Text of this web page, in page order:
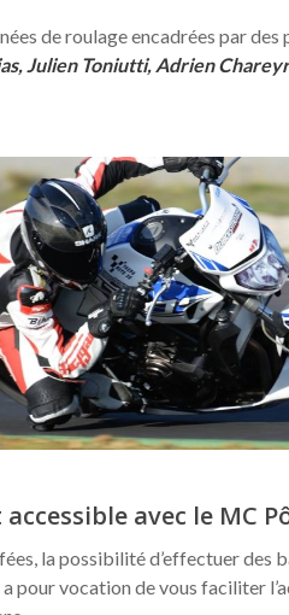
de roulage encadrées par
Julien Toniutti, Adrien
avec le MC
la possibilité d’effectuer des
pour vocation de vous faciliter